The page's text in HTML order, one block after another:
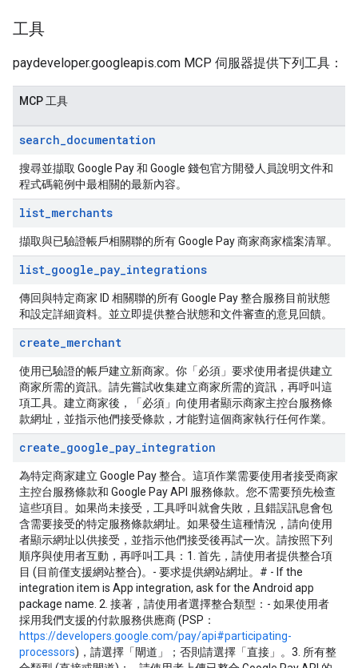
工具
paydeveloper.googleapis.com MCP 伺服器提供下列工具：
MCP 工具
search_documentation
搜尋並擷取 Google Pay 和 Google 錢包官方開發人員說明文件和
程式碼範例中最相關的最新內容。
list_merchants
擷取與已驗證帳戶相關聯的所有 Google Pay 商家商家檔案清單。
list_google_pay_integrations
傳回與特定商家 ID 相關聯的所有 Google Pay 整合服務目前狀態
和設定詳細資料。並立即提供整合狀態和文件審查的意見回饋。
create_merchant
使用已驗證的帳戶建立新商家。你「必須」要求使用者提供建立
商家所需的資訊。請先嘗試收集建立商家所需的資訊，再呼叫這
項工具。建立商家後，「必須」向使用者顯示商家主控台服務條
款網址，並指示他們接受條款，才能對這個商家執行任何作業。
create_google_pay_integration
為特定商家建立 Google Pay 整合。這項作業需要使用者接受商家
主控台服務條款和 Google Pay API 服務條款。您不需要預先檢查
這些項目。如果尚未接受，工具呼叫就會失敗，且錯誤訊息會包
含需要接受的特定服務條款網址。如果發生這種情況，請向使用
者顯示網址以供接受，並指示他們接受後再試一次。請按照下列
順序與使用者互動，再呼叫工具：1. 首先，請使用者提供整合項
目 (目前僅支援網站整合)。- 要求提供網站網址。# - If the
integration item is App integration, ask for the Android app
package name. 2. 接著，請使用者選擇整合類型：- 如果使用者
採用我們支援的付款服務供應商 (PSP：
https://developers.google.com/pay/api#participating-
processors)，請選擇「閘道」；否則請選擇「直接」。3. 所有整